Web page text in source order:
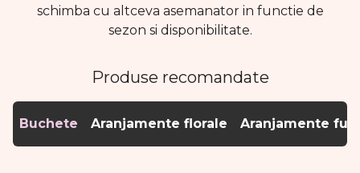
schimba cu altceva asemanator in functie de
sezon si disponibilitate.
Produse recomandate
Buchete Aranjamente florale Aranjamente